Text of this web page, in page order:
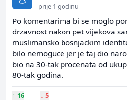
prije 1 godinu
Po komentarima bi se moglo
drzavnost nakon pet vijekova
muslimansko bosnjackim
bilo nemoguce jer je taj dio
bio na 30-tak procenata od
80-tak godina.
↑ 16 ↓ 5